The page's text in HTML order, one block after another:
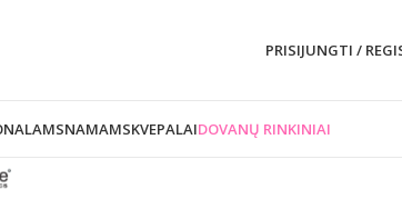
PRISIJUNGTI /
NAMAMSKVEPALAIDOVANŲ RINKINIAI